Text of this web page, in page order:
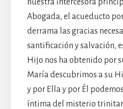
Abogada, el acueducto
derrama las gracias
santificación y salvación,
Hijo nos ha obtenido por
María descubrimos a su
y por Ella y por Él
íntima del misterio